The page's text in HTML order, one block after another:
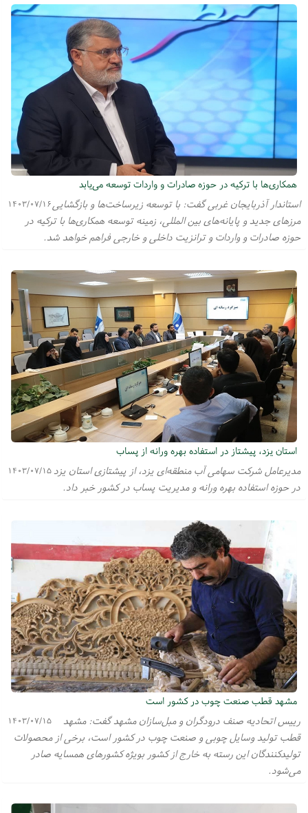
همکاری‌ها با ترکیه در حوزه صادرات و واردات توسعه می‌یابد
۱۴۰۳/۰۷/۱۶استاندار آذربایجان غربی گفت: با توسعه زیرساخت‌ها و بازگشایی
مرز‌های جدید و پایانه‌های بین المللی، زمینه توسعه همکاری‌ها با ترکیه در
حوزه صادرات و واردات و ترانزیت داخلی و خارجی فراهم خواهد شد.
استان یزد، پیشتاز در استفاده بهره ورانه از پساب
۱۴۰۳/۰۷/۱۵مدیرعامل شرکت سهامی آب منطقه‌ای یزد، از پیشتازی استان یزد
در حوزه استفاده بهره ورانه و مدیریت پساب در کشور خبر داد.
مشهد قطب صنعت چوب در کشور است
۱۴۰۳/۰۷/۱۵
رییس اتحادیه صنف درودگران و مبل‌سازان مشهد گفت: مشهد
قطب تولید وسایل چوبی و صنعت چوب در کشور است، برخی از محصولات
تولیدکنندگان این رسته به خارج از کشور بویژه کشورهای همسایه صادر
می‌شود.